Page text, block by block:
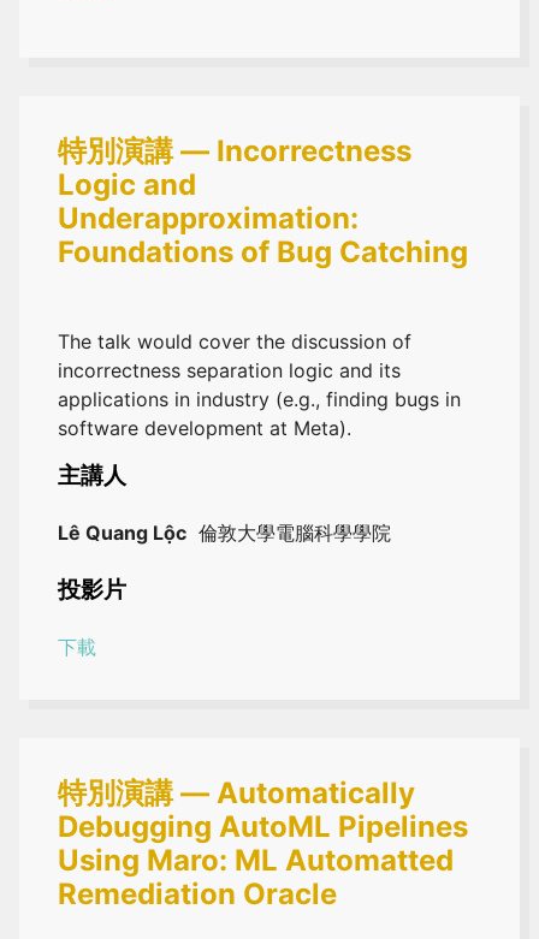
特別演講 — Incorrectness
Logic and
Underapproximation:
Foundations of Bug Catching
The talk would cover the discussion of
incorrectness separation logic and its
applications in industry (e.g., finding bugs in
software development at Meta).
主講人
Lê Quang Lộc 倫敦大學電腦科學學院
投影片
下載
特別演講 — Automatically
Debugging AutoML Pipelines
Using Maro: ML Automatted
Remediation Oracle